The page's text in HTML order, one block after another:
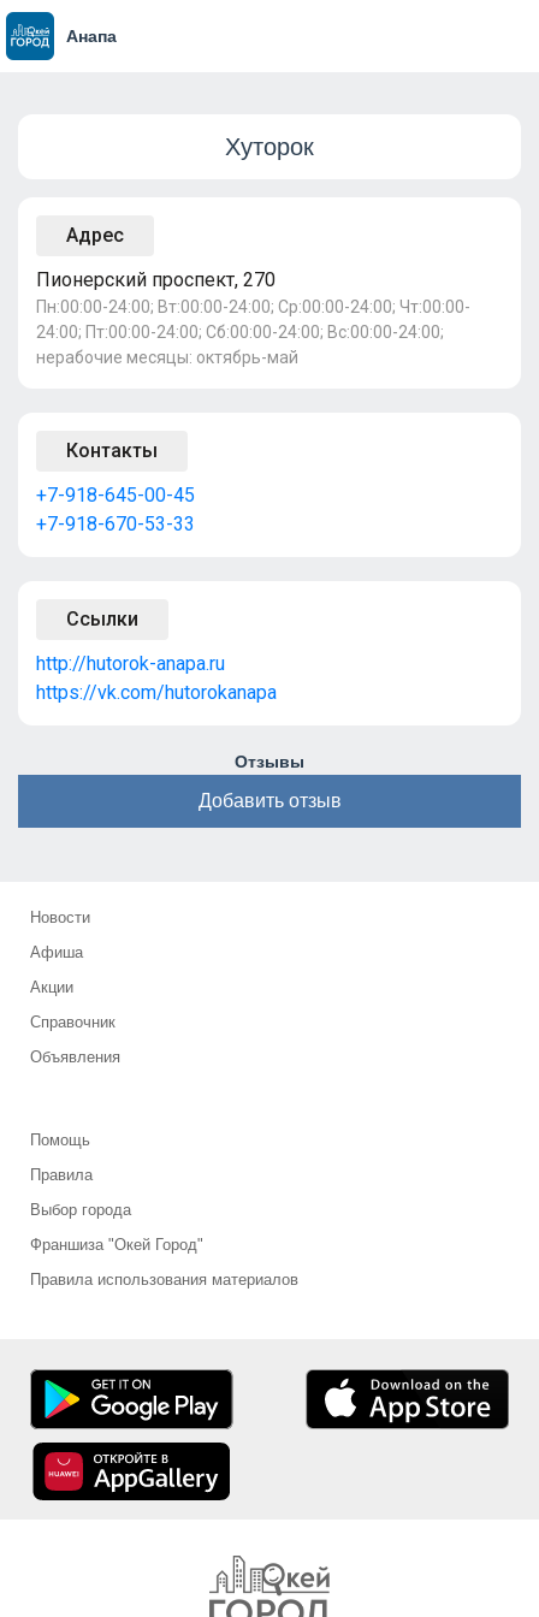
Анапа
Хуторок
Адрес
Пионерский проспект, 270
Пн:00:00-24:00; Вт:00:00-24:00; Ср:00:00-24:00; Чт:00:00-
24:00; Пт:00:00-24:00; Сб:00:00-24:00; Вс:00:00-24:00;
нерабочие месяцы: октябрь-май
Контакты
+7-918-645-00-45
+7-918-670-53-33
Ссылки
http://hutorok-anapa.ru
https://vk.com/hutorokanapa
Отзывы
Добавить отзыв
Новости
Афиша
Акции
Справочник
Объявления
Помощь
Правила
Выбор города
Франшиза "Окей Город"
Правила использования материалов